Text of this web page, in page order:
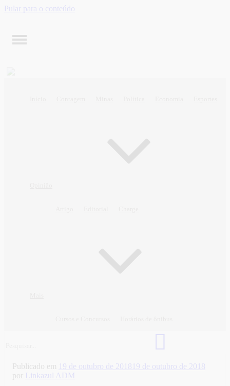
Pular para o conteúdo
Publicado em 19 de outubro de 2018 19 de outubro de 2018
por
Linkazul ADM